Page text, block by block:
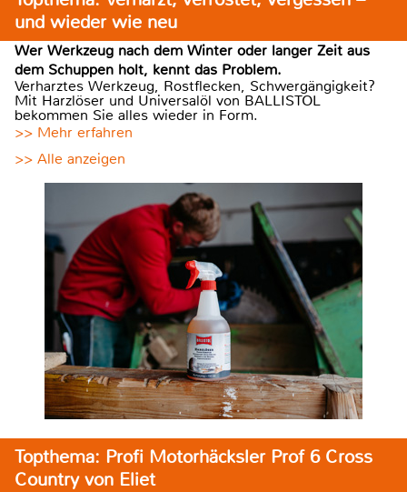
und wieder wie neu
Wer Werkzeug nach dem Winter oder langer Zeit aus
dem Schuppen holt, kennt das Problem.
Verharztes Werkzeug, Rostflecken, Schwergängigkeit?
Mit Harzlöser und Universalöl von BALLISTOL
bekommen Sie alles wieder in Form.
>> Mehr erfahren
>> Alle anzeigen
Topthema: Profi Motorhäcksler Prof 6 Cross
Country von Eliet